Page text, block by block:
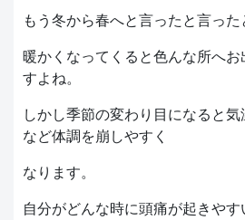
もう冬から春へと言ったと言った
暖かくなってくると色んな所へお
すよね。
しかし季節の変わり目になると
など体調を崩しやすく
なります。
自分がどんな時に頭痛が起きや